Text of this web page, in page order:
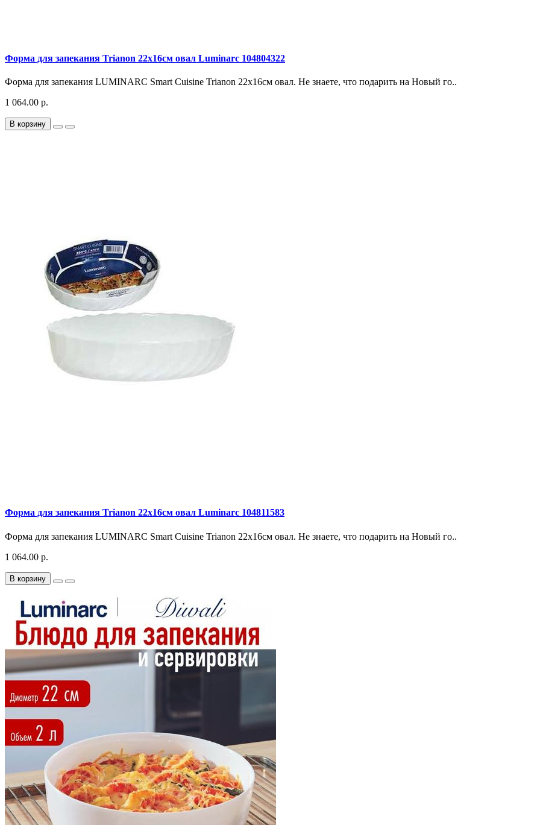
Форма для запекания Trianon 22х16см овал Luminarc 104804322
Форма для запекания LUMINARC Smart Cuisine Trianon 22х16см овал. Не знаете, что подарить на Новый го..
1 064.00 р.
В корзину
Форма для запекания Trianon 22х16см овал Luminarc 104811583
Форма для запекания LUMINARC Smart Cuisine Trianon 22х16см овал. Не знаете, что подарить на Новый го..
1 064.00 р.
В корзину